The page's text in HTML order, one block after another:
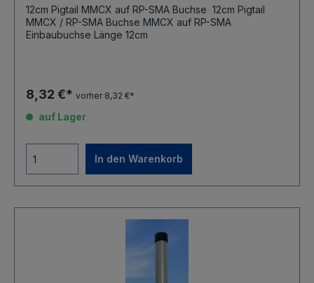
12cm Pigtail MMCX auf RP-SMA Buchse 12cm Pigtail
MMCX / RP-SMA Buchse MMCX auf RP-SMA
8,32 €* vorher 8,32 €*
auf Lager
In den Warenkorb